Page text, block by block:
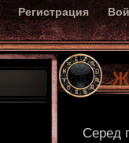
Регистрация
Серед